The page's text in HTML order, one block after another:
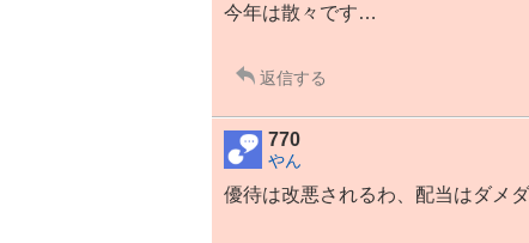
今年は散々です…
返信する
770
やん
優待は改悪されるわ、配当はダメ